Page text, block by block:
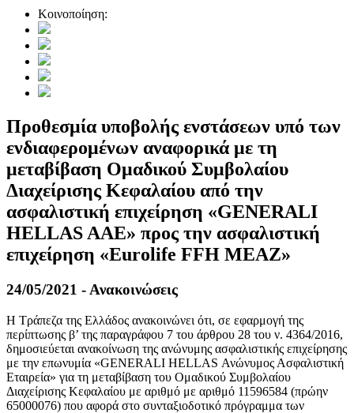
Κοινοποίηση:
Προθεσμία υποβολής ενστάσεων υπό των
ενδιαφερομένων αναφορικά με τη
μεταβίβαση Ομαδικού Συμβολαίου
Διαχείρισης Κεφαλαίου από την
ασφαλιστική επιχείρηση «GENERALI
HELLAS AAE» προς την ασφαλιστική
επιχείρηση «Eurolife FFH ΜΕΑΖ»
24/05/2021 - Ανακοινώσεις
Η Τράπεζα της Ελλάδος ανακοινώνει ότι, σε εφαρμογή της
περίπτωσης β’ της παραγράφου 7 του άρθρου 28 του ν. 4364/2016,
δημοσιεύεται ανακοίνωση της ανώνυμης ασφαλιστικής επιχείρησης
με την επωνυμία «GENERALI HELLAS Ανώνυμoς Ασφαλιστική
Εταιρεία» για τη μεταβίβαση του Ομαδικού Συμβολαίου
Διαχείρισης Κεφαλαίου με αριθμό με αριθμό 11596584 (πρώην
65000076) που αφορά στο συνταξιοδοτικό πρόγραμμα των